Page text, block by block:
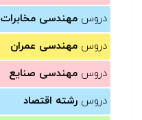
دروس مهندسی مخابرات
دروس مهندسی عمران
دروس مهندسی صنایع
دروس رشته اقتصاد